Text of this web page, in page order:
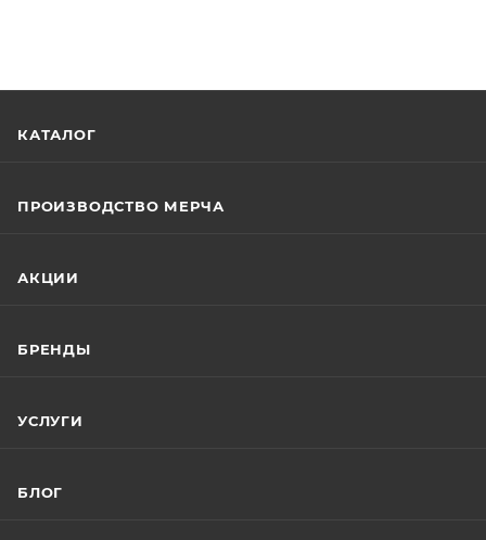
КАТАЛОГ
ПРОИЗВОДСТВО МЕРЧА
АКЦИИ
БРЕНДЫ
УСЛУГИ
БЛОГ